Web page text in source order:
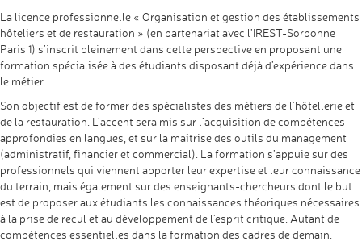
La licence professionnelle « Organisation et gestion des établissements
hôteliers et de restauration » (en partenariat avec l’IREST-Sorbonne
Paris 1) s’inscrit pleinement dans cette perspective en proposant une
formation spécialisée à des étudiants disposant déjà d’expérience dans
le métier.
Son objectif est de former des spécialistes des métiers de l’hôtellerie et
de la restauration. L’accent sera mis sur l’acquisition de compétences
approfondies en langues, et sur la maîtrise des outils du management
(administratif, financier et commercial). La formation s’appuie sur des
professionnels qui viennent apporter leur expertise et leur connaissance
du terrain, mais également sur des enseignants-chercheurs dont le but
est de proposer aux étudiants les connaissances théoriques nécessaires
à la prise de recul et au développement de l’esprit critique. Autant de
compétences essentielles dans la formation des cadres de demain.